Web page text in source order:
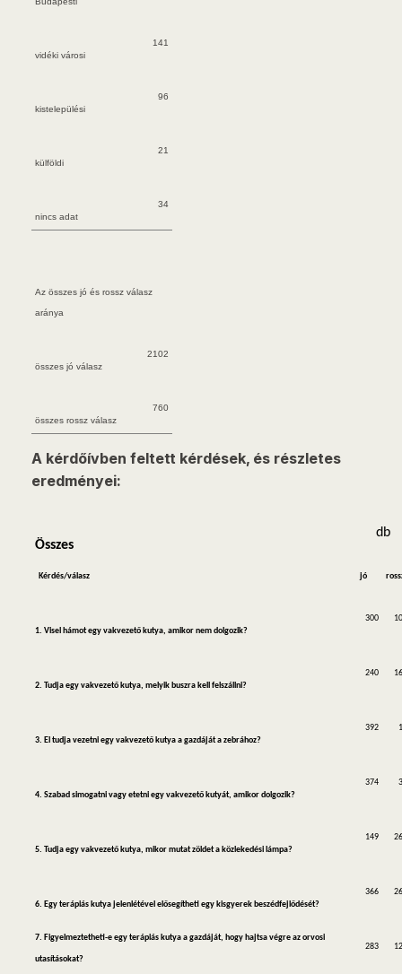
vidéki városi
141
kistelepülési
96
külföldi
21
nincs adat
34
Az összes jó és rossz válasz
aránya
összes jó válasz
2102
összes rossz válasz
760
A kérdőívben feltett kérdések, és részletes
eredményei:
Összes
db
Kérdés/válasz jó
1. Visel hámot egy vakvezető kutya, amikor nem dolgozik?
300
2. Tudja egy vakvezető kutya, melyik buszra kell felszállni?
240
3. El tudja vezetni egy vakvezető kutya a gazdáját a zebrához?
392
4. Szabad simogatni vagy etetni egy vakvezető kutyát, amikor dolgozik?
374
5. Tudja egy vakvezető kutya, mikor mutat zöldet a közlekedési lámpa?
149
6. Egy terápiás kutya jelenlétével elősegítheti egy kisgyerek beszédfejlődését?
366
7. Figyelmeztetheti-e egy terápiás kutya a gazdáját, hogy hajtsa végre az orvosi
utasításokat?
283